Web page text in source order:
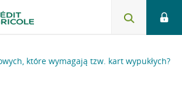
które wymagają tzw. kart wypukłych?